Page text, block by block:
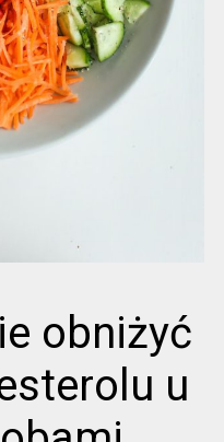
obniżyć
u